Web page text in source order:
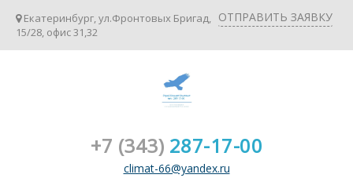
ОТПРАВИТЬ ЗАЯВКУ
Екатеринбург, ул.Фронтовых Бригад,
15/28, офис 31,32
+7 (343) 287-17-00
climat-66@yandex.ru